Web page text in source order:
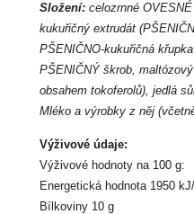
Složení: celozrnné
kukuřičný extrudát
PŠENIČNO-kukuřičná
PŠENIČNÝ škrob,
obsahem tokoferolů), jedlá
Mléko a výrobky z něj
Výživové údaje:
Výživové hodnoty na 100 g:
Energetická hodnota 1950
Bílkoviny 10 g